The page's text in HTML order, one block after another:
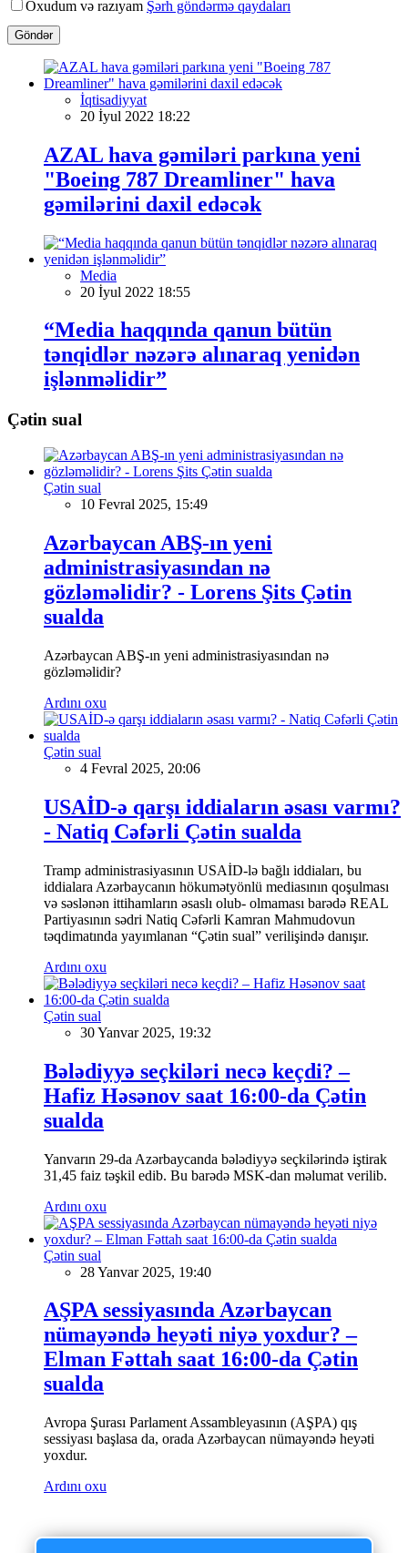
Oxudum və razıyam Şərh göndərmə qaydaları
Göndər
İqtisadiyyat
20 İyul 2022 18:22
AZAL hava gəmiləri parkına yeni
"Boeing 787 Dreamliner" hava
gəmilərini daxil edəcək
Media
20 İyul 2022 18:55
“Media haqqında qanun bütün
tənqidlər nəzərə alınaraq yenidən
işlənməlidir”
Çətin sual
Çətin sual
10 Fevral 2025, 15:49
Azərbaycan ABŞ-ın yeni
administrasiyasından nə
gözləməlidir? - Lorens Şits Çətin
sualda
Azərbaycan ABŞ-ın yeni administrasiyasından nə
gözləməlidir?
Ardını oxu
Çətin sual
4 Fevral 2025, 20:06
USAİD-ə qarşı iddiaların əsası varmı?
- Natiq Cəfərli Çətin sualda
Tramp administrasiyasının USAİD-lə bağlı iddiaları, bu
iddialara Azərbaycanın hökumətyönlü mediasının qoşulması
və səslənən ittihamların əsaslı olub- olmaması barədə REAL
Partiyasının sədri Natiq Cəfərli Kamran Mahmudovun
təqdimatında yayımlanan “Çətin sual” verilişində danışır.
Ardını oxu
Çətin sual
30 Yanvar 2025, 19:32
Bələdiyyə seçkiləri necə keçdi? –
Hafiz Həsənov saat 16:00-da Çətin
sualda
Yanvarın 29-da Azərbaycanda bələdiyyə seçkilərində iştirak
31,45 faiz təşkil edib. Bu barədə MSK-dan məlumat verilib.
Ardını oxu
Çətin sual
28 Yanvar 2025, 19:40
AŞPA sessiyasında Azərbaycan
nümayəndə heyəti niyə yoxdur? –
Elman Fəttah saat 16:00-da Çətin
sualda
Avropa Şurası Parlament Assambleyasının (AŞPA) qış
sessiyası başlasa da, orada Azərbaycan nümayəndə heyəti
yoxdur.
Ardını oxu